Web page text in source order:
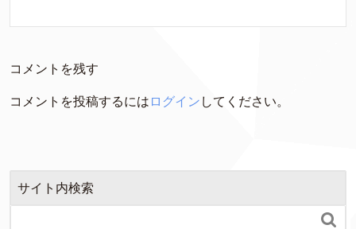
コメントを残す
コメントを投稿するには ログイン してください。
サイト内検索
